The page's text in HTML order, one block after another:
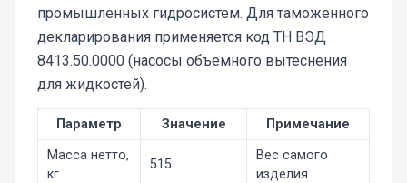
промышленных гидросистем. Для таможенного
декларирования применяется код ТН ВЭД
8413.50.0000 (насосы объемного вытеснения
для жидкостей).
Параметр Значение
Примечание
Масса нетто,
кг
515
Вес самого
изделия